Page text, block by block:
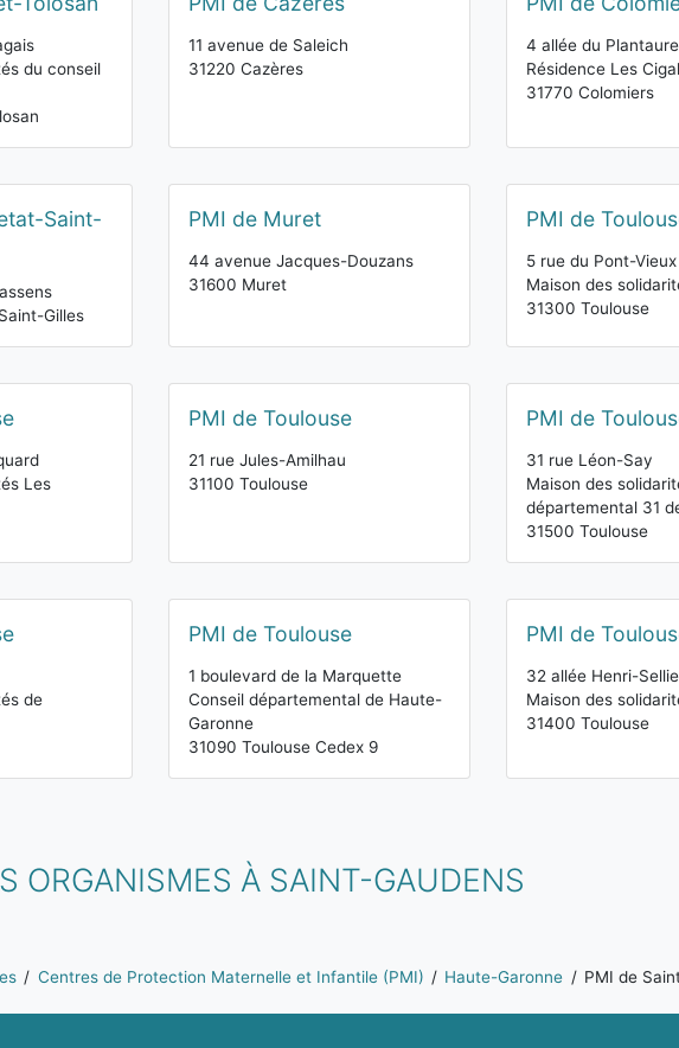
du conseil
11 avenue de Saleich
31220 Cazères
4 allée du
Résidence Les
31770 Colomiers
Saint-
Gilles
PMI de Muret
44 avenue Jacques-Douzans
31600 Muret
PMI de
5 rue du Pont-Vieux
Maison des
31300 Toulouse
Les
PMI de Toulouse
21 rue Jules-Amilhau
31100 Toulouse
PMI de
31 rue Léon-Say
Maison des
départemental 31
31500 Toulouse
de
PMI de Toulouse
1 boulevard de la Marquette
Conseil départemental de Haute-
Garonne
31090 Toulouse Cedex 9
PMI de
32 allée Henri-
Maison des
31400 Toulouse
ORGANISMES À SAINT-GAUDENS
Centres de Protection Maternelle et Infantile (PMI) Haute-Garonne PMI de